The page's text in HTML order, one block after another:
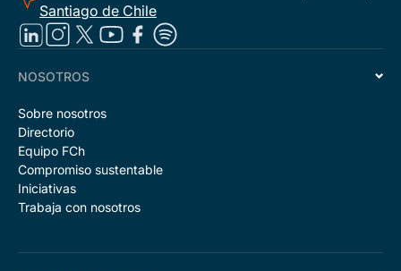
Santiago de Chile
NOSOTROS
Sobre nosotros
Directorio
Equipo FCh
Compromiso sustentable
Iniciativas
Trabaja con nosotros